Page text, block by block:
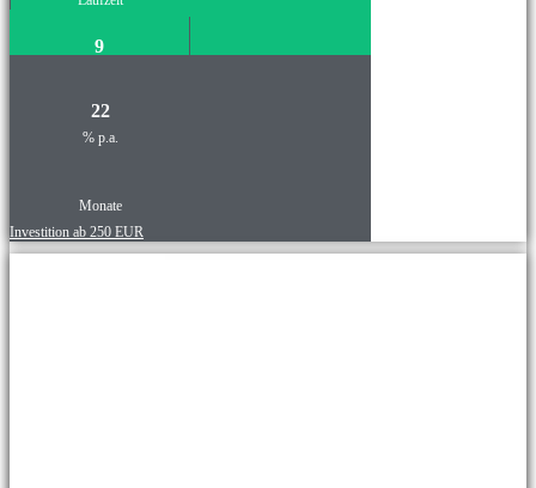
9
22
% p.a.
Monate
Investition ab 250 EUR